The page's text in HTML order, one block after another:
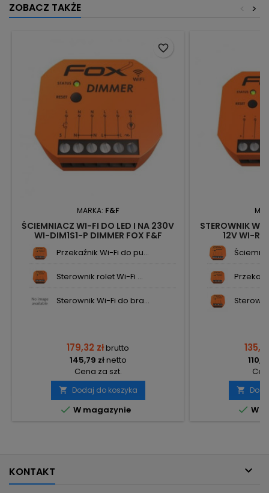
ZOBACZ TAKŻE >
<
MARKA: F&F
ŚCIEMNIACZ WI-FI DO LED I NA 230V
WI-DIM1S1-P DIMMER FOX F&F
Przekaźnik Wi-Fi do pu...
Sterownik rolet Wi-Fi ...
Sterownik Wi-Fi do bra...
179,32 złbrutto
145,79 złnetto
Cena za szt.
 Dodaj do koszyka
 W magazynie
favorite_border
STEROWNIK
12V WI-

 W
KONTAKT 